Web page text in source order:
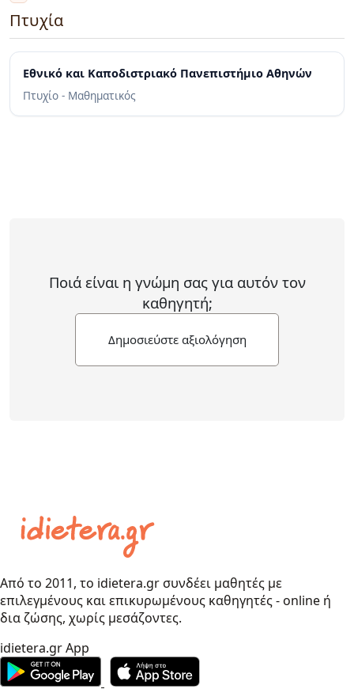
Πτυχία
Εθνικό και Καποδιστριακό Πανεπιστήμιο Αθηνών
Πτυχίο - Μαθηματικός
Ποιά είναι η γνώμη σας για αυτόν τον
καθηγητή;
Δημοσιεύστε αξιολόγηση
Από το 2011, το idietera.gr συνδέει μαθητές με
επιλεγμένους και επικυρωμένους καθηγητές - online ή
δια ζώσης, χωρίς μεσάζοντες.
idietera.gr App